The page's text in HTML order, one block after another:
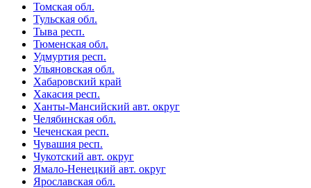
Томская обл.
Тульская обл.
Тыва респ.
Тюменская обл.
Удмуртия респ.
Ульяновская обл.
Хабаровский край
Хакасия респ.
Ханты-Мансийский авт. округ
Челябинская обл.
Чеченская респ.
Чувашия респ.
Чукотский авт. округ
Ямало-Ненецкий авт. округ
Ярославская обл.